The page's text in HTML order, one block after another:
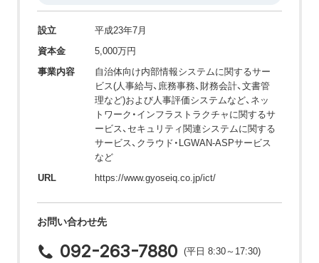
設立
平成23年7月
資本金
5,000万円
事業内容
自治体向け内部情報システムに関するサー
ビス(人事給与、庶務事務、財務会計、文書管
理など)および人事評価システムなど、ネッ
トワーク・インフラストラクチャに関するサ
ービス、セキュリティ関連システムに関する
サービス、クラウド・LGWAN-ASPサービス
など
URL
https://www.gyoseiq.co.jp/ict/
お問い合わせ先
092-263-7880 (平日 8:30～17:30)